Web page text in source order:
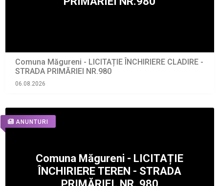
Comuna Măgureni - LICITAȚIE ÎNCHIRIERE CLADIRE -
STRADA PRIMĂRIEI NR.980
06.08.2026
ANUNTURI